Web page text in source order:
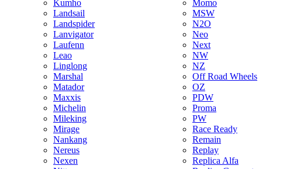
Kumho
Landsail
Landspider
Lanvigator
Laufenn
Leao
Linglong
Marshal
Matador
Maxxis
Michelin
Mileking
Mirage
Nankang
Nereus
Nexen
Momo
MSW
N2O
Neo
Next
NW
NZ
Off Road Wheels
OZ
PDW
Proma
PW
Race Ready
Remain
Replay
Replica Alfa